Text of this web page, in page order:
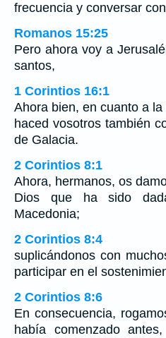
frecuencia y conversar
Romanos 15:25
Pero ahora voy a
santos,
1 Corintios 16:1
Ahora bien, en cuanto a
haced vosotros también
de Galacia.
2 Corintios 8:1
Ahora, hermanos, os
Dios que ha sido
Macedonia;
2 Corintios 8:4
suplicándonos con
participar en el
2 Corintios 8:6
En consecuencia,
había comenzado